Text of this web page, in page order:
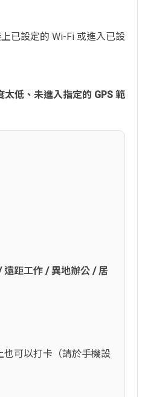
已設定的 Wi-Fi 或進入已設
低、未進入指定的 GPS 範
遠距工作 / 異地辦公 / 居
可以打卡（請於手機設